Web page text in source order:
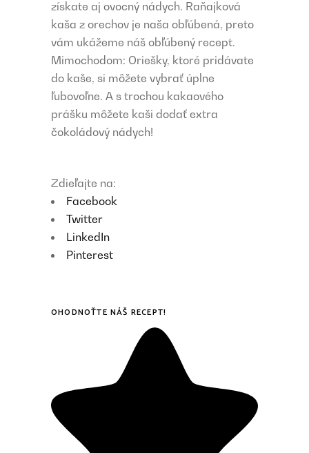
získate aj ovocný nádych. Raňajková
kaša z orechov je naša obľúbená, preto
vám ukážeme náš obľúbený recept.
Mimochodom: Oriešky, ktoré pridávate
do kaše, si môžete vybrať úplne
ľubovoľne. A s trochou kakaového
prášku môžete kaši dodať extra
čokoládový nádych!
Zdieľajte na:
Facebook
Twitter
LinkedIn
Pinterest
OHODNOŤTE NÁŠ RECEPT!